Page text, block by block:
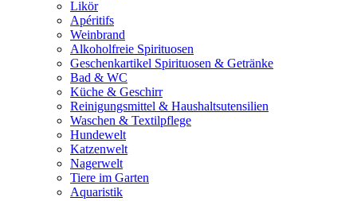
Likör
Apéritifs
Weinbrand
Alkoholfreie Spirituosen
Geschenkartikel Spirituosen & Getränke
Bad & WC
Küche & Geschirr
Reinigungsmittel & Haushaltsutensilien
Waschen & Textilpflege
Hundewelt
Katzenwelt
Nagerwelt
Tiere im Garten
Aquaristik